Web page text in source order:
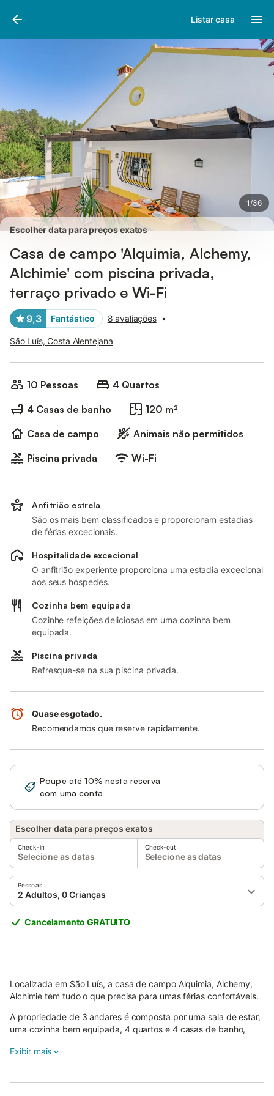
Listar casa
1/36
Fotos
Escolher data para preços exatos
Casa de campo 'Alquimia, Alchemy,
Alchimie' com piscina privada,
terraço privado e Wi-Fi
9,3 Fantástico 8 avaliações •
São Luís, Costa Alentejana
10 Pessoas
4 Quartos
4 Casas de banho
120 m²
Casa de campo
Animais não permitidos
Piscina privada
Wi-Fi
Anfitrião estrela
São os mais bem classificados e proporcionam estadias
de férias excecionais.
Hospitalidade excecional
O anfitrião experiente proporciona uma estadia excecional
aos seus hóspedes.
Cozinha bem equipada
Cozinhe refeições deliciosas em uma cozinha bem
equipada.
Piscina privada
Refresque-se na sua piscina privada.
Quase esgotado.
Recomendamos que reserve rapidamente.
Poupe até 10% nesta reserva
com uma conta
Escolher data para preços exatos
Check-in
Selecione as datas
Check-out
Selecione as datas
Pessoas
2 Adultos, 0 Crianças
Cancelamento GRATUITO
Localizada em São Luís, a casa de campo Alquimia, Alchemy,
Alchimie tem tudo o que precisa para umas férias confortáveis.
A propriedade de 3 andares é composta por uma sala de estar,
uma cozinha bem equipada, 4 quartos e 4 casas de banho,
Exibir mais